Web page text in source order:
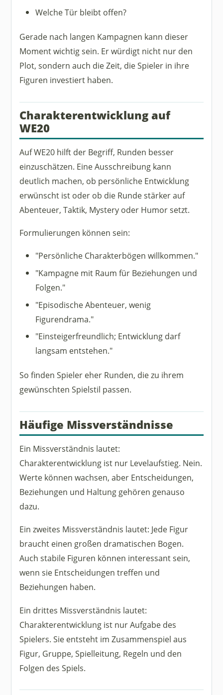
Welche Tür bleibt offen?
Gerade nach langen Kampagnen kann dieser
Moment wichtig sein. Er würdigt nicht nur den
Plot, sondern auch die Zeit, die Spieler in ihre
Figuren investiert haben.
Charakterentwicklung auf
WE20
Auf WE20 hilft der Begriff, Runden besser
einzuschätzen. Eine Ausschreibung kann
deutlich machen, ob persönliche Entwicklung
erwünscht ist oder ob die Runde stärker auf
Abenteuer, Taktik, Mystery oder Humor setzt.
Formulierungen können sein:
"Persönliche Charakterbögen willkommen."
"Kampagne mit Raum für Beziehungen und
Folgen."
"Episodische Abenteuer, wenig
Figurendrama."
"Einsteigerfreundlich; Entwicklung darf
langsam entstehen."
So finden Spieler eher Runden, die zu ihrem
gewünschten Spielstil passen.
Häufige Missverständnisse
Ein Missverständnis lautet:
Charakterentwicklung ist nur Levelaufstieg. Nein.
Werte können wachsen, aber Entscheidungen,
Beziehungen und Haltung gehören genauso
dazu.
Ein zweites Missverständnis lautet: Jede Figur
braucht einen großen dramatischen Bogen.
Auch stabile Figuren können interessant sein,
wenn sie Entscheidungen treffen und
Beziehungen haben.
Ein drittes Missverständnis lautet:
Charakterentwicklung ist nur Aufgabe des
Spielers. Sie entsteht im Zusammenspiel aus
Figur, Gruppe, Spielleitung, Regeln und den
Folgen des Spiels.